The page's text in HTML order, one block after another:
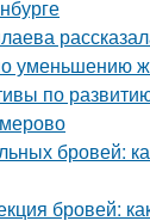
уменьшению
по
бровей:
бровей: